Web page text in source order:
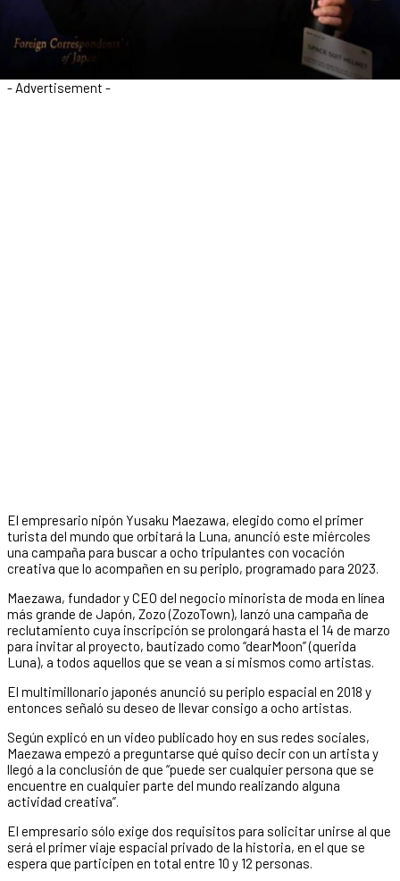
- Advertisement -
El empresario nipón Yusaku Maezawa, elegido como el primer
turista del mundo que orbitará la Luna, anunció este miércoles
una campaña para buscar a ocho tripulantes con vocación
creativa que lo acompañen en su periplo, programado para 2023.
Maezawa, fundador y CEO del negocio minorista de moda en línea
más grande de Japón, Zozo (ZozoTown), lanzó una campaña de
reclutamiento cuya inscripción se prolongará hasta el 14 de marzo
para invitar al proyecto, bautizado como “dearMoon” (querida
Luna), a todos aquellos que se vean a sí mismos como artistas.
El multimillonario japonés anunció su periplo espacial en 2018 y
entonces señaló su deseo de llevar consigo a ocho artistas.
Según explicó en un video publicado hoy en sus redes sociales,
Maezawa empezó a preguntarse qué quiso decir con un artista y
llegó a la conclusión de que “puede ser cualquier persona que se
encuentre en cualquier parte del mundo realizando alguna
actividad creativa”.
El empresario sólo exige dos requisitos para solicitar unirse al que
será el primer viaje espacial privado de la historia, en el que se
espera que participen en total entre 10 y 12 personas.